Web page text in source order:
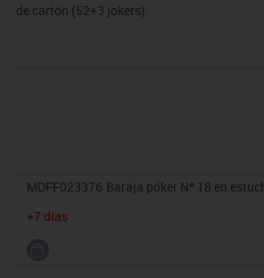
de cartón (52+3 jokers).
MDFF023376 Baraja póker Nª 18 en
+7 días